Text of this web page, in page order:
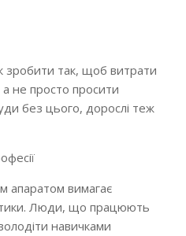
зробити так, щоб витрати
не просто просити
без цього, дорослі теж
апаратом вимагає
Люди, що працюють
навичками